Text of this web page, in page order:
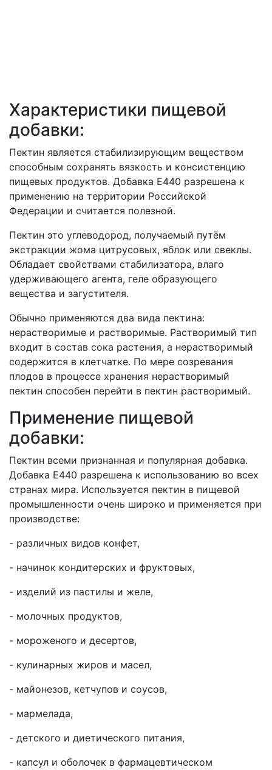
Характеристики пищевой
добавки:
Пектин является стабилизирующим веществом
способным сохранять вязкость и консистенцию
пищевых продуктов. Добавка Е440 разрешена к
применению на территории Российской
Федерации и считается полезной.
Пектин это углеводород, получаемый путём
экстракции жома цитрусовых, яблок или свеклы.
Обладает свойствами стабилизатора, влаго
удерживающего агента, геле образующего
вещества и загустителя.
Обычно применяются два вида пектина:
нерастворимые и растворимые. Растворимый тип
входит в состав сока растения, а нерастворимый
содержится в клетчатке. По мере созревания
плодов в процессе хранения нерастворимый
пектин способен перейти в пектин растворимый.
Применение пищевой
добавки:
Пектин всеми признанная и популярная добавка.
Добавка Е440 разрешена к использованию во всех
странах мира. Используется пектин в пищевой
промышленности очень широко и применяется при
производстве:
- различных видов конфет,
- начинок кондитерских и фруктовых,
- изделий из пастилы и желе,
- молочных продуктов,
- мороженого и десертов,
- кулинарных жиров и масел,
- майонезов, кетчупов и соусов,
- мармелада,
- детского и диетического питания,
- капсул и оболочек в фармацевтическом